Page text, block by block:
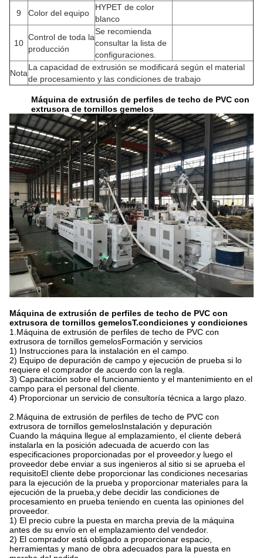
9
Color del equipo
HYPET de color
blanco
10
Control de toda la
producción
Se recomienda
consultar la lista de
configuraciones.
Nota
La capacidad de extrusión se modificará según el material
de procesamiento y las condiciones de trabajo
Máquina de extrusión de perfiles de techo de PVC con
extrusora de tornillos gemelos
Máquina de extrusión de perfiles de techo de PVC con
extrusora de tornillos gemelosT.condiciones y condiciones
1. Máquina de extrusión de perfiles de techo de PVC con
extrusora de tornillos gemelosFormación y servicios
1) Instrucciones para la instalación en el campo.
2) Equipo de depuración de campo y ejecución de prueba si lo
requiere el comprador de acuerdo con la regla.
3) Capacitación sobre el funcionamiento y el mantenimiento en el
campo para el personal del cliente.
4) Proporcionar un servicio de consultoría técnica a largo plazo.
2. Máquina de extrusión de perfiles de techo de PVC con
extrusora de tornillos gemelosInstalación y depuración
Cuando la máquina llegue al emplazamiento, el cliente deberá
instalarla en la posición adecuada de acuerdo con las
especificaciones proporcionadas por el proveedor.y luego el
proveedor debe enviar a sus ingenieros al sitio si se aprueba el
requisitoEl cliente debe proporcionar las condiciones necesarias
para la ejecución de la prueba y proporcionar materiales para la
ejecución de la prueba,y debe decidir las condiciones de
procesamiento en prueba teniendo en cuenta las opiniones del
proveedor.
1) El precio cubre la puesta en marcha previa de la máquina
antes de su envío en el emplazamiento del vendedor.
2) El comprador está obligado a proporcionar espacio,
herramientas y mano de obra adecuados para la puesta en